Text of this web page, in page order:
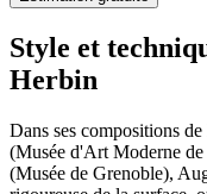
Style et
Herbin
Dans ses compositions
(Musée d'Art Moderne de
(Musée de Grenoble),